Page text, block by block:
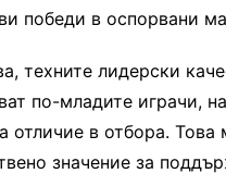
победи в оспорвани
техните лидерски
по-младите играчи,
отличие в отбора. Това
значение за